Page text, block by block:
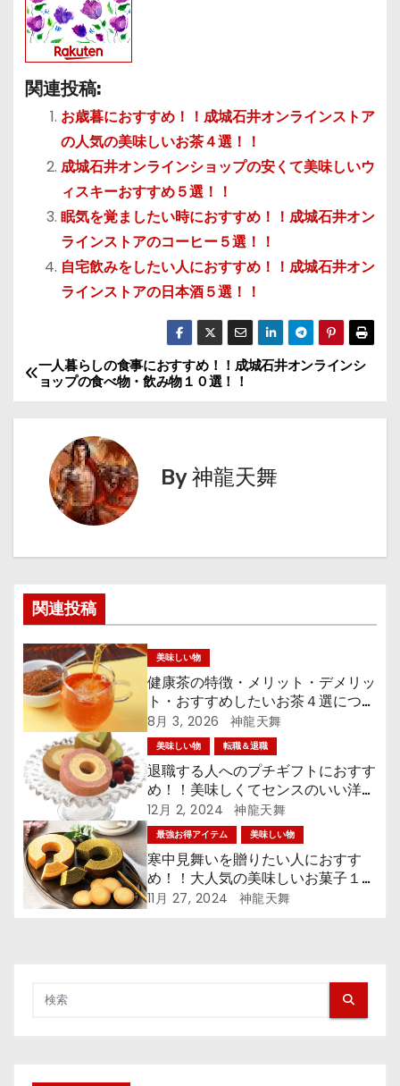
関連投稿:
お歳暮におすすめ！！成城石井オンラインストア
の人気の美味しいお茶４選！！
成城石井オンラインショップの安くて美味しいウ
ィスキーおすすめ５選！！
眠気を覚ましたい時におすすめ！！成城石井オン
ラインストアのコーヒー５選！！
自宅飲みをしたい人におすすめ！！成城石井オン
ラインストアの日本酒５選！！
投
稿
ビ
ー
シ
ョ
ン
一人暮らしの食事におすすめ！！成城石井オンラインシ
ョップの食べ物・飲み物１０選！！
By神龍天舞
関連投稿
美味しい物
健康茶の特徴・メリット・デメリッ
ト・おすすめしたいお茶４選につい
て解説！！
8月 3, 2026 神龍天舞
美味しい物 転職＆退職
退職する人へのプチギフトにおすす
め！！美味しくてセンスのいい洋菓
子５選！！
12月 2, 2024 神龍天舞
最強お得アイテム 美味しい物
寒中見舞いを贈りたい人におすす
め！！大人気の美味しいお菓子１０
選！！
11月 27, 2024 神龍天舞